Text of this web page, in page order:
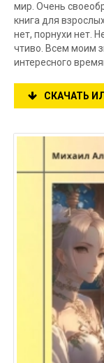
мир. Очень
книга для
нет, порнухи нет.
чтиво. Всем моим
интересного
СКАЧАТЬ